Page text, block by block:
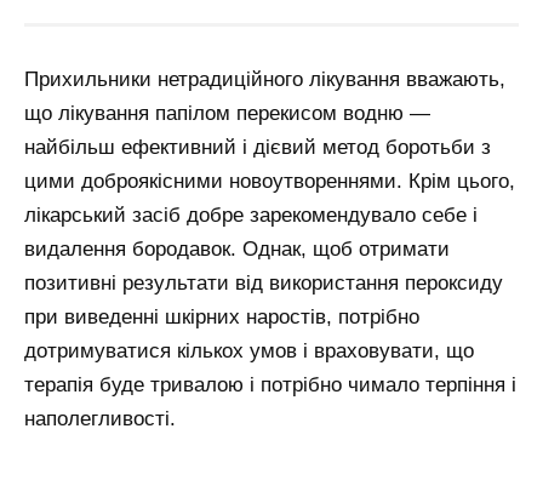
Прихильники нетрадиційного лікування вважають,
що лікування папілом перекисом водню —
найбільш ефективний і дієвий метод боротьби з
цими доброякісними новоутвореннями. Крім цього,
лікарський засіб добре зарекомендувало себе і
видалення бородавок. Однак, щоб отримати
позитивні результати від використання пероксиду
при виведенні шкірних наростів, потрібно
дотримуватися кількох умов і враховувати, що
терапія буде тривалою і потрібно чимало терпіння і
наполегливості.